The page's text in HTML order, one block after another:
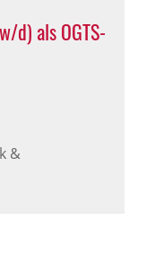
d) als OGTS-
&